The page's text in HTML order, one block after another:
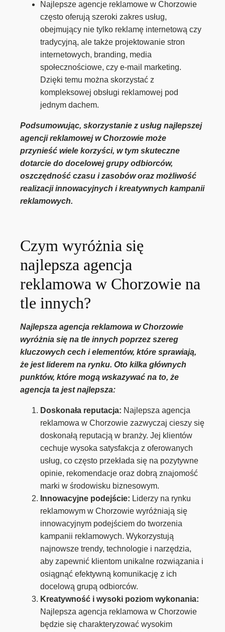
Najlepsze agencje reklamowe w Chorzowie
często oferują szeroki zakres usług,
obejmujący nie tylko reklamę internetową czy
tradycyjną, ale także projektowanie stron
internetowych, branding, media
społecznościowe, czy e-mail marketing.
Dzięki temu można skorzystać z
kompleksowej obsługi reklamowej pod
jednym dachem.
Podsumowując, skorzystanie z usług najlepszej
agencji reklamowej w Chorzowie może
przynieść wiele korzyści, w tym skuteczne
dotarcie do docelowej grupy odbiorców,
oszczędność czasu i zasobów oraz możliwość
realizacji innowacyjnych i kreatywnych kampanii
reklamowych.
Czym wyróżnia się
najlepsza agencja
reklamowa w Chorzowie na
tle innych?
Najlepsza agencja reklamowa w Chorzowie
wyróżnia się na tle innych poprzez szereg
kluczowych cech i elementów, które sprawiają,
że jest liderem na rynku. Oto kilka głównych
punktów, które mogą wskazywać na to, że
agencja ta jest najlepsza:
Doskonała reputacja: Najlepsza agencja
reklamowa w Chorzowie zazwyczaj cieszy się
doskonałą reputacją w branży. Jej klientów
cechuje wysoka satysfakcja z oferowanych
usług, co często przekłada się na pozytywne
opinie, rekomendacje oraz dobrą znajomość
marki w środowisku biznesowym.
Innowacyjne podejście: Liderzy na rynku
reklamowym w Chorzowie wyróżniają się
innowacyjnym podejściem do tworzenia
kampanii reklamowych. Wykorzystują
najnowsze trendy, technologie i narzędzia,
aby zapewnić klientom unikalne rozwiązania i
osiągnąć efektywną komunikację z ich
docelową grupą odbiorców.
Kreatywność i wysoki poziom wykonania:
Najlepsza agencja reklamowa w Chorzowie
będzie się charakteryzować wysokim